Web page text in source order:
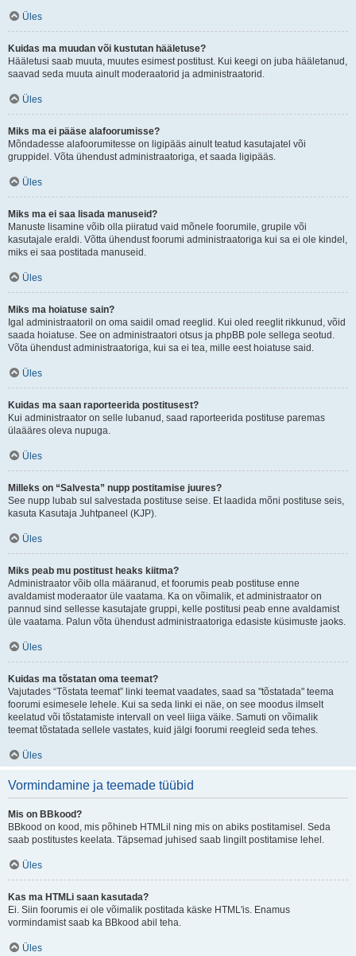
Üles
Kuidas ma muudan või kustutan hääletuse?
Hääletusi saab muuta, muutes esimest postitust. Kui keegi on juba hääletanud,
saavad seda muuta ainult moderaatorid ja administraatorid.
Üles
Miks ma ei pääse alafoorumisse?
Mõndadesse alafoorumitesse on ligipääs ainult teatud kasutajatel või
gruppidel. Võta ühendust administraatoriga, et saada ligipääs.
Üles
Miks ma ei saa lisada manuseid?
Manuste lisamine võib olla piiratud vaid mõnele foorumile, grupile või
kasutajale eraldi. Võtta ühendust foorumi administraatoriga kui sa ei ole kindel,
miks ei saa postitada manuseid.
Üles
Miks ma hoiatuse sain?
Igal administraatoril on oma saidil omad reeglid. Kui oled reeglit rikkunud, võid
saada hoiatuse. See on administraatori otsus ja phpBB pole sellega seotud.
Võta ühendust administraatoriga, kui sa ei tea, mille eest hoiatuse said.
Üles
Kuidas ma saan raporteerida postitusest?
Kui administraator on selle lubanud, saad raporteerida postituse paremas
ülaääres oleva nupuga.
Üles
Milleks on “Salvesta” nupp postitamise juures?
See nupp lubab sul salvestada postituse seise. Et laadida mõni postituse seis,
kasuta Kasutaja Juhtpaneel (KJP).
Üles
Miks peab mu postitust heaks kiitma?
Administraator võib olla määranud, et foorumis peab postituse enne
avaldamist moderaator üle vaatama. Ka on võimalik, et administraator on
pannud sind sellesse kasutajate gruppi, kelle postitusi peab enne avaldamist
üle vaatama. Palun võta ühendust administraatoriga edasiste küsimuste jaoks.
Üles
Kuidas ma tõstatan oma teemat?
Vajutades “Tõstata teemat” linki teemat vaadates, saad sa "tõstatada" teema
foorumi esimesele lehele. Kui sa seda linki ei näe, on see moodus ilmselt
keelatud või tõstatamiste intervall on veel liiga väike. Samuti on võimalik
teemat tõstatada sellele vastates, kuid jälgi foorumi reegleid seda tehes.
Üles
Vormindamine ja teemade tüübid
Mis on BBkood?
BBkood on kood, mis põhineb HTMLil ning mis on abiks postitamisel. Seda
saab postitustes keelata. Täpsemad juhised saab lingilt postitamise lehel.
Üles
Kas ma HTMLi saan kasutada?
Ei. Siin foorumis ei ole võimalik postitada käske HTML'is. Enamus
vormindamist saab ka BBkood abil teha.
Üles